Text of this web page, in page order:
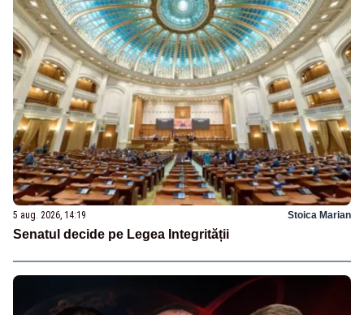
5 aug. 2026, 14:19 Stoica Marian
Senatul decide pe Legea Integrității